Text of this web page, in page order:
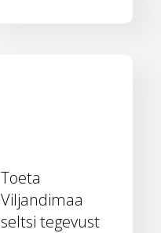
Toeta
Viljandimaa
seltsi tegevust